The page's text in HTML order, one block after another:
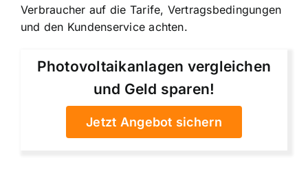
Verbraucher auf die Tarife, Vertragsbedingungen
und den Kundenservice achten.
Photovoltaikanlagen vergleichen
und Geld sparen!
Jetzt Angebot sichern